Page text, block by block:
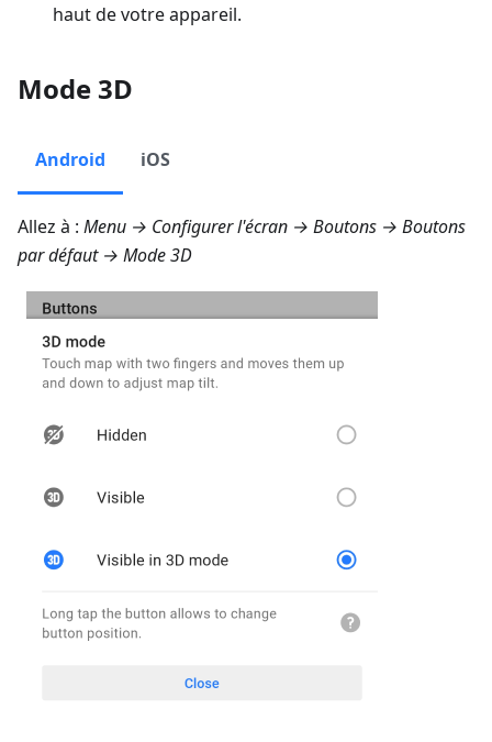
haut de votre appareil.
Mode 3D
Android iOS
Allez à : Menu → Configurer l'écran → Boutons → Boutons
par défaut → Mode 3D